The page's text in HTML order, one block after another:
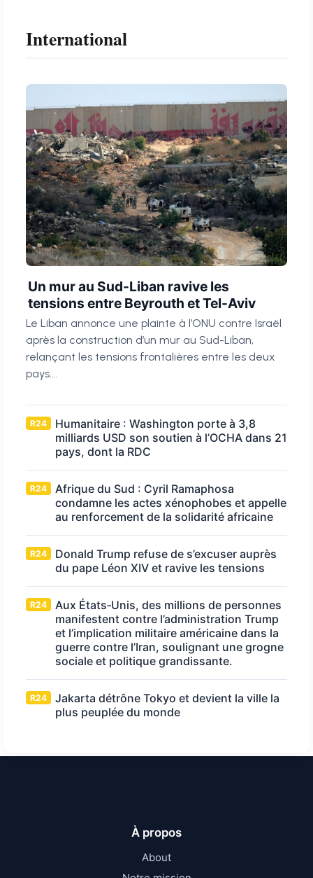
International
Un mur au Sud-Liban ravive les
tensions entre Beyrouth et Tel-Aviv
Le Liban annonce une plainte à l’ONU contre Israël
après la construction d’un mur au Sud-Liban,
relançant les tensions frontalières entre les deux
pays....
R24
Humanitaire : Washington porte à 3,8
milliards USD son soutien à l’OCHA dans 21
pays, dont la RDC
R24
Afrique du Sud : Cyril Ramaphosa
condamne les actes xénophobes et appelle
au renforcement de la solidarité africaine
R24
Donald Trump refuse de s’excuser auprès
du pape Léon XIV et ravive les tensions
R24
Aux États‑Unis, des millions de personnes
manifestent contre l’administration Trump
et l’implication militaire américaine dans la
guerre contre l’Iran, soulignant une grogne
sociale et politique grandissante.
R24
Jakarta détrône Tokyo et devient la ville la
plus peuplée du monde
À propos
About